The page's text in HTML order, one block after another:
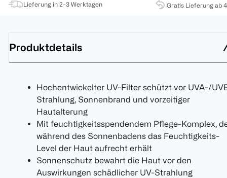
Lieferung in 2-3 Werktagen Gratis Lieferung ab
Produktdetails
Hochentwickelter UV-Filter schützt vor UVA-/
Strahlung, Sonnenbrand und vorzeitiger
Hautalterung
Mit feuchtigkeitsspendendem Pflege-Komplex,
während des Sonnenbadens das Feuchtigkeits-
Level der Haut aufrecht erhält
Sonnenschutz bewahrt die Haut vor den
Auswirkungen schädlicher UV-Strahlung